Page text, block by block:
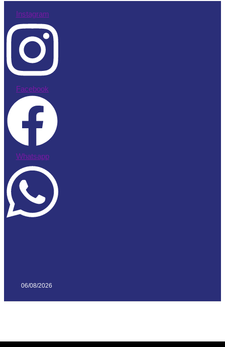
Instagram
Facebook
Whatsapp
06/08/2026